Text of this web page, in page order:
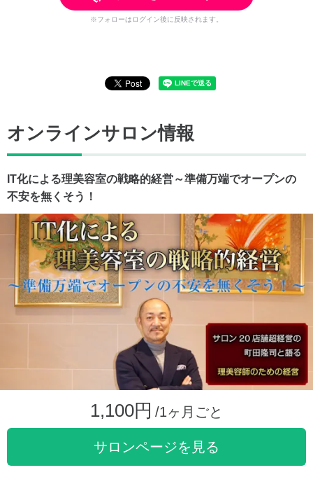
※フォローはログイン後に反映されます。
オンラインサロン情報
IT化による理美容室の戦略的経営～準備万端でオープンの
不安を無くそう！
1,100円 /1ヶ月ごと
サロンページを見る